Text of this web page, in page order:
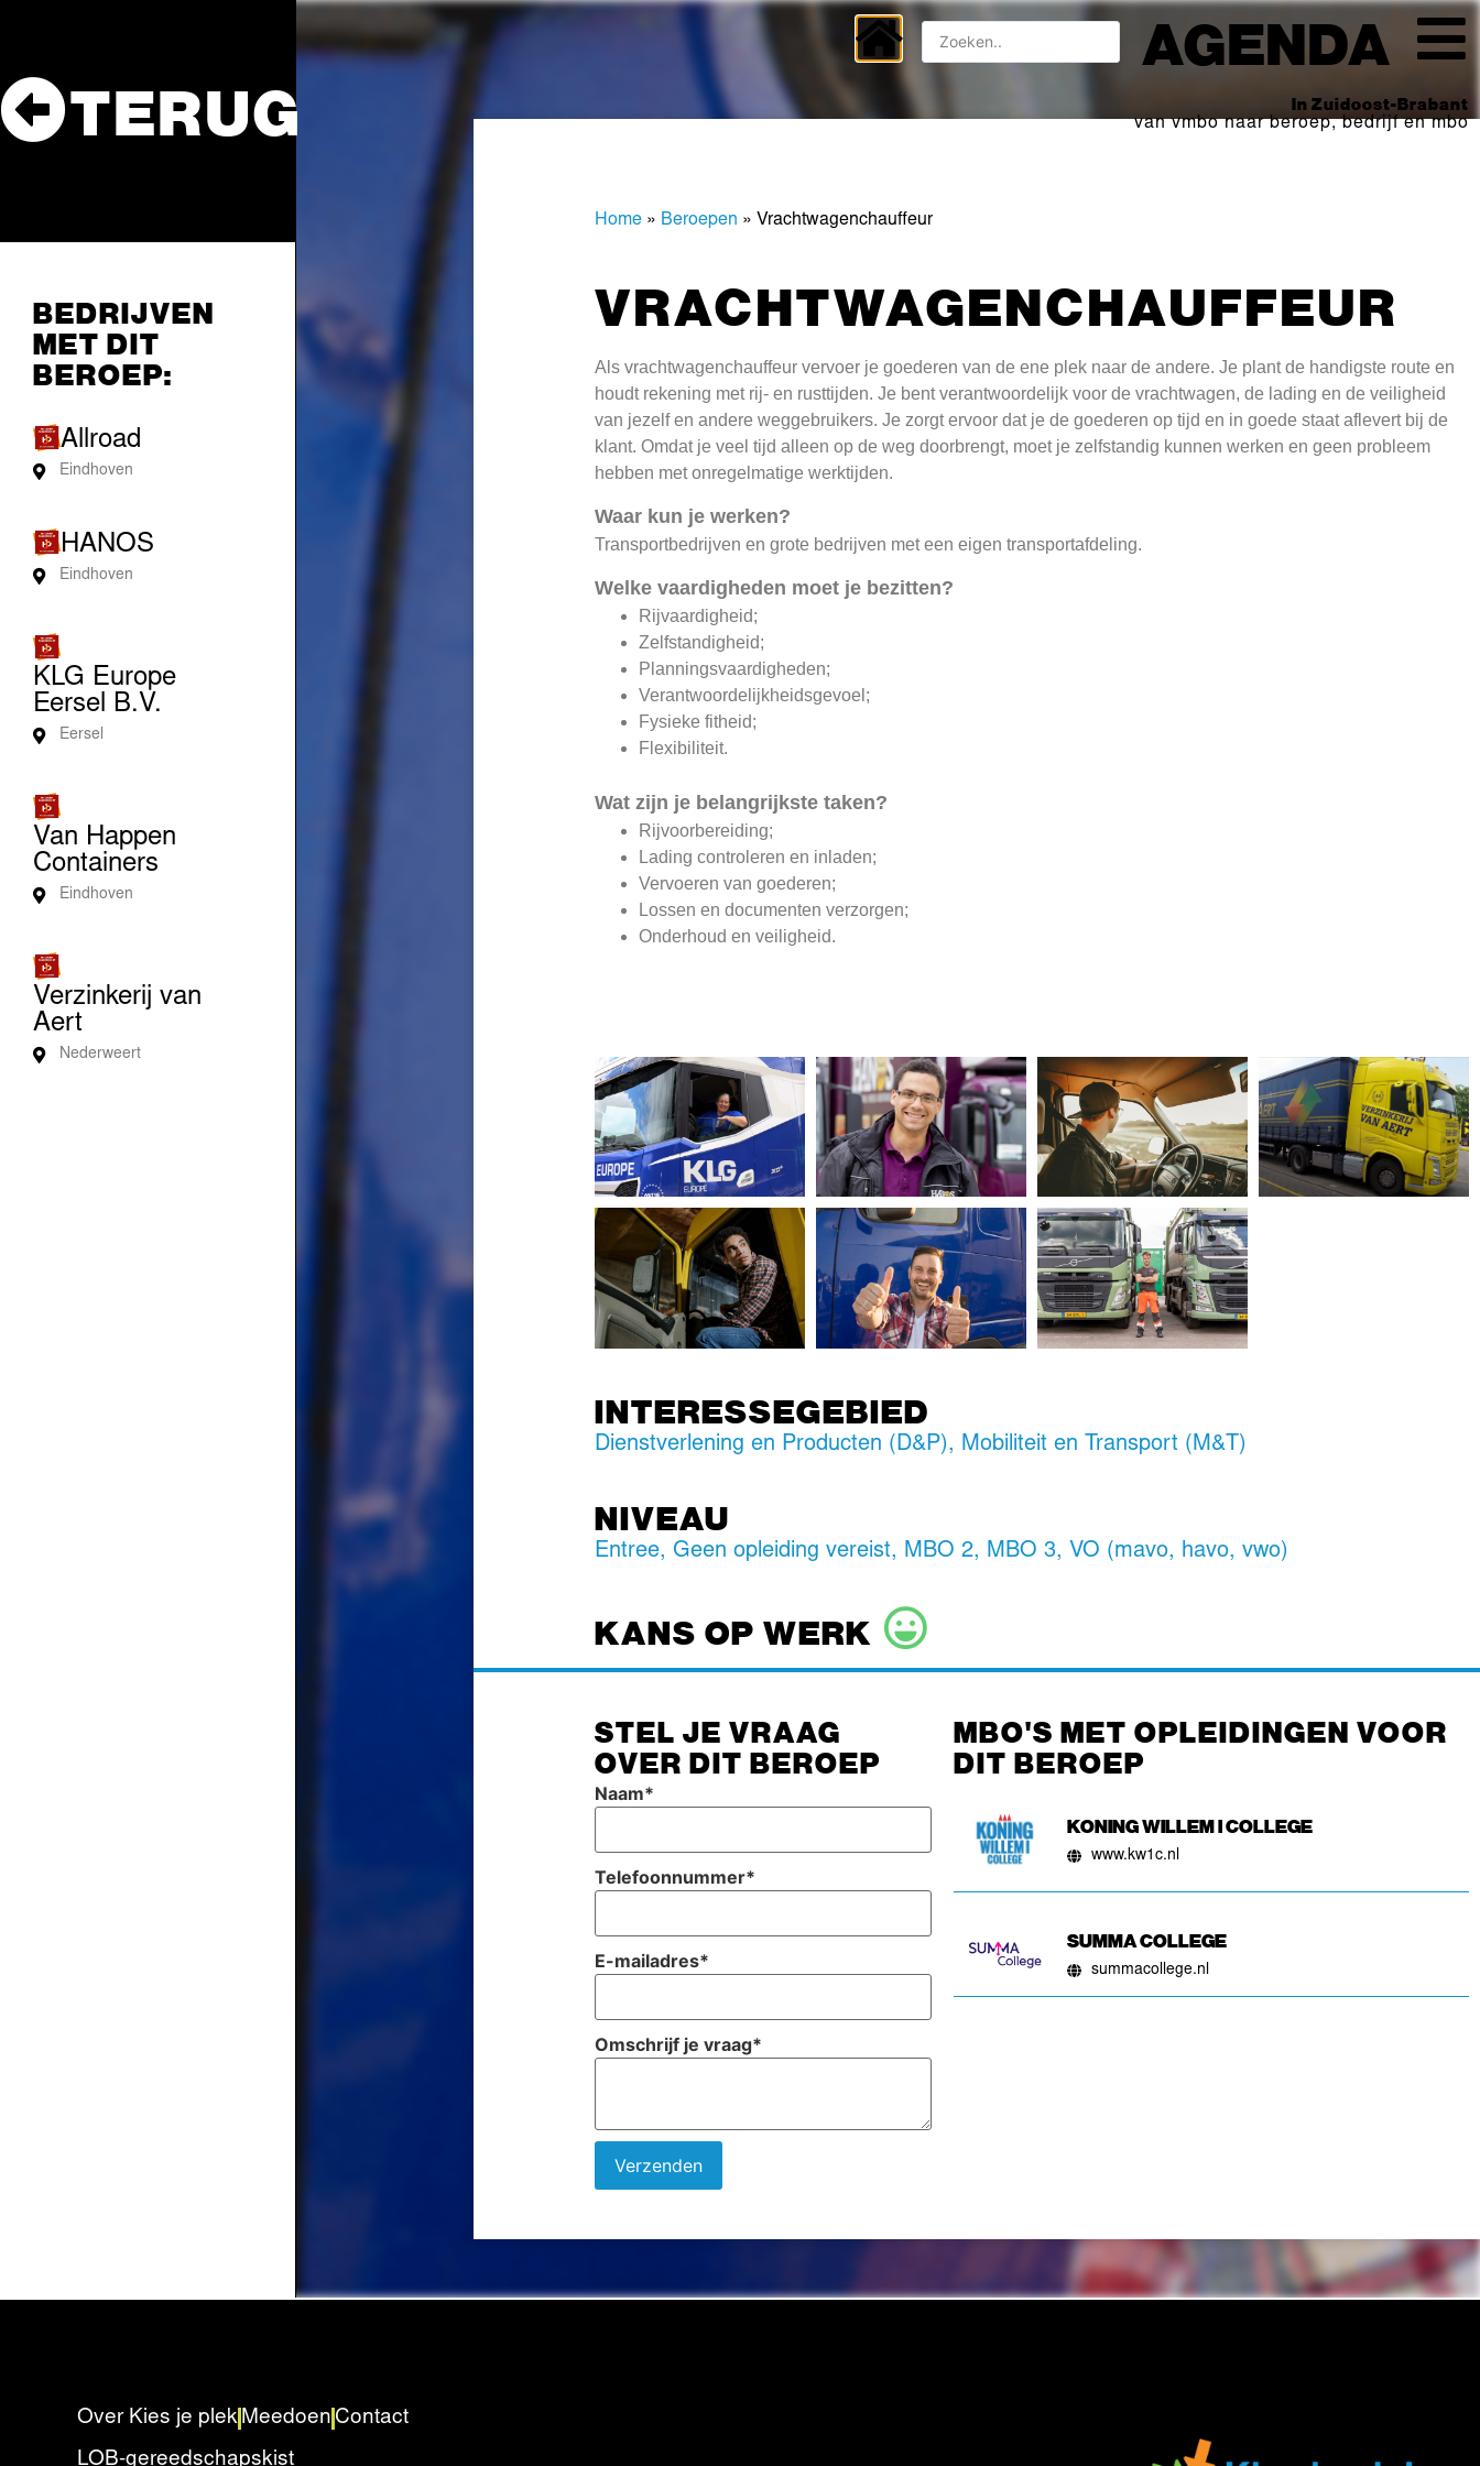
TERUG
BEDRIJVEN
MET DIT
BEROEP:
Allroad
Eindhoven
HANOS
Eindhoven
KLG Europe
Eersel B.V.
Eersel
Van Happen
Containers
Eindhoven
Verzinkerij van
Aert
Nederweert
Home » Beroepen » Vrachtwagenchauffeur
VRACHTWAGENCHAUFFEUR
Als vrachtwagenchauffeur vervoer je goederen van de ene plek naar de andere. Je plant de handigste route en
houdt rekening met rij- en rusttijden. Je bent verantwoordelijk voor de vrachtwagen, de lading en de veiligheid
van jezelf en andere weggebruikers. Je zorgt ervoor dat je de goederen op tijd en in goede staat aflevert bij de
klant. Omdat je veel tijd alleen op de weg doorbrengt, moet je zelfstandig kunnen werken en geen probleem
hebben met onregelmatige werktijden.
Waar kun je werken?
Transportbedrijven en grote bedrijven met een eigen transportafdeling.
Welke vaardigheden moet je bezitten?
Rijvaardigheid;
Zelfstandigheid;
Planningsvaardigheden;
Verantwoordelijkheidsgevoel;
Fysieke fitheid;
Flexibiliteit.
Wat zijn je belangrijkste taken?
Rijvoorbereiding;
Lading controleren en inladen;
Vervoeren van goederen;
Lossen en documenten verzorgen;
Onderhoud en veiligheid.
INTERESSEGEBIED
Dienstverlening en Producten (D&P), Mobiliteit en Transport (M&T)
NIVEAU
Entree, Geen opleiding vereist, MBO 2, MBO 3, VO (mavo, havo, vwo)
KANS OP WERK
STEL JE VRAAG
OVER DIT BEROEP
Naam*
Telefoonnummer*
E-mailadres*
Omschrijf je vraag*
Verzenden
MBO'S MET OPLEIDINGEN VOOR
DIT BEROEP
KONING WILLEM I COLLEGE
www.kw1c.nl
SUMMA COLLEGE
summacollege.nl
Over Kies je plek Meedoen Contact
LOB-gereedschapskist
AGENDA
In Zuidoost-Brabant
van vmbo naar beroep, bedrijf en mbo